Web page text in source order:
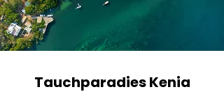
Tauchparadies Kenia